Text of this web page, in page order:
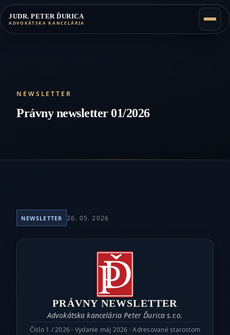
JUDR. PETER ĎURICA
ADVOKÁTSKA KANCELÁRIA
NEWSLETTER
Právny newsletter 01/2026
NEWSLETTER 26. 05. 2026
PRÁVNY NEWSLETTER
Advokátska kancelária Peter Ďurica s.r.o.
Číslo 1 / 2026 · Vydanie máj 2026 · Adresované starostom